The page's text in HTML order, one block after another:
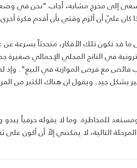
إلى مخرج مشابه، أجاب "نحن في
كان عليّ أن ألزم وقتي بأن أقدم فكرة
ما قد تكون تلك الأفكار، متحدثاً
في الناتج المحلي الإجمالي صغيرة
مع فرص الموازنة في البيع". وإذ
بشكل جيد. ويقول ان هناك الكثير من
للمخاطرة. وما لا يقوله حرفياً
التالية، لا يمكنني إلاّ أن أكون